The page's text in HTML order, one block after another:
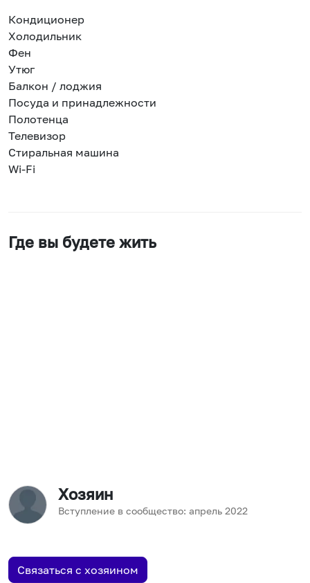
Кондиционер
Холодильник
Фен
Утюг
Балкон / лоджия
Посуда и принадлежности
Полотенца
Телевизор
Стиральная машина
Wi-Fi
Где вы будете жить
Хозяин
Вступление в сообщество: апрель 2022
Связаться с хозяином